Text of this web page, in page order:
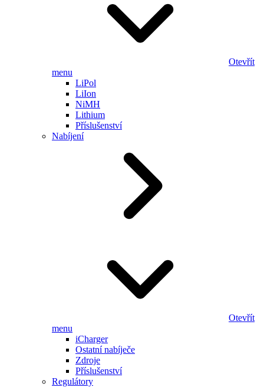
Otevřít
menu
LiPol
LiIon
NiMH
Lithium
Příslušenství
Nabíjení
Otevřít
menu
iCharger
Ostatní nabíječe
Zdroje
Příslušenství
Regulátory